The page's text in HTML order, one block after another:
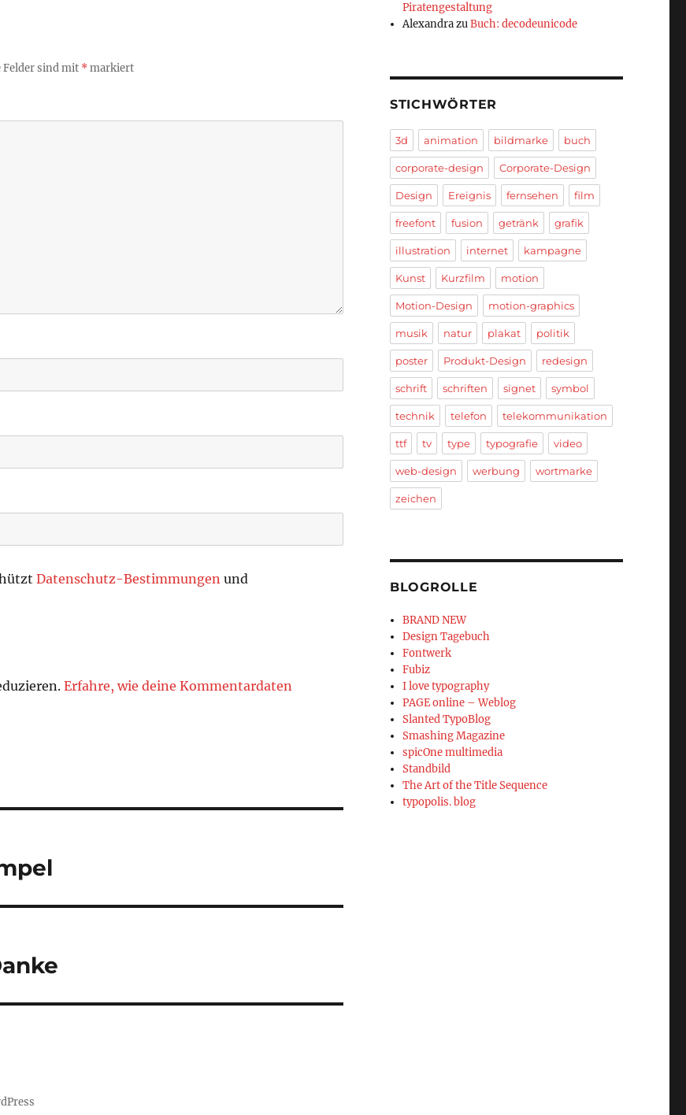
sind mit *markiert
Datenschutz-Bestimmungen und
Erfahre, wie deine Kommentardaten
Piratengestaltung
AlexandrazuBuch: decodeunicode
STICHWÖRTER
3d animation bildmarke buch
corporate-design Corporate-Design
Design Ereignis fernsehen film
freefont fusion getränk grafik
illustration internet kampagne
Kunst Kurzfilm motion
Motion-Design motion-graphics
musik natur plakat politik
poster Produkt-Design redesign
schrift schriften signet symbol
technik telefon telekommunikation
ttf tv type typografie video
web-design werbung wortmarke
zeichen
BLOGROLLE
BRAND NEW
Design Tagebuch
Fontwerk
Fubiz
I love typography
PAGE online – Weblog
Slanted TypoBlog
Smashing Magazine
spicOne multimedia
Standbild
The Art of the Title Sequence
typopolis. blog